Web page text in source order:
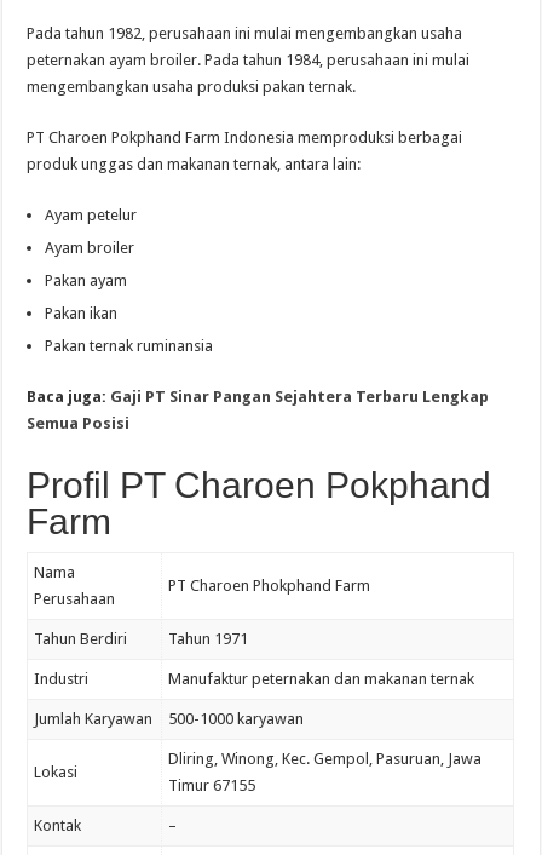
Pada tahun 1982, perusahaan ini mulai mengembangkan usaha
peternakan ayam broiler. Pada tahun 1984, perusahaan ini mulai
mengembangkan usaha produksi pakan ternak.
PT Charoen Pokphand Farm Indonesia memproduksi berbagai
produk unggas dan makanan ternak, antara lain:
Ayam petelur
Ayam broiler
Pakan ayam
Pakan ikan
Pakan ternak ruminansia
Baca juga: Gaji PT Sinar Pangan Sejahtera Terbaru Lengkap
Semua Posisi
Profil PT Charoen Pokphand
Farm
Nama
Perusahaan
PT Charoen Phokphand Farm
Tahun Berdiri Tahun 1971
Industri Manufaktur peternakan dan makanan ternak
Jumlah Karyawan 500-1000 karyawan
Lokasi
Dliring, Winong, Kec. Gempol, Pasuruan, Jawa
Timur 67155
Kontak –